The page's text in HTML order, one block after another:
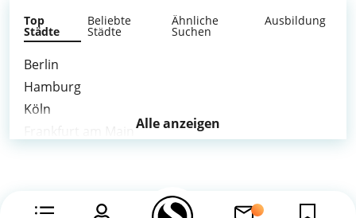
Top
Städte
Beliebte
Städte
Ähnliche
Suchen
Ausbildung
Berlin
Hamburg
Köln
Alle anzeigen